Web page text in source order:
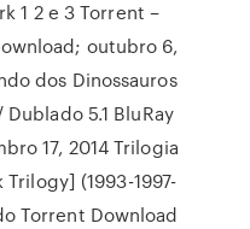
1 2 e 3 Torrent –
outubro 6,
dos Dinossauros
5.1 BluRay
17, 2014 Trilogia
Trilogy] (1993-1997-
Torrent Download